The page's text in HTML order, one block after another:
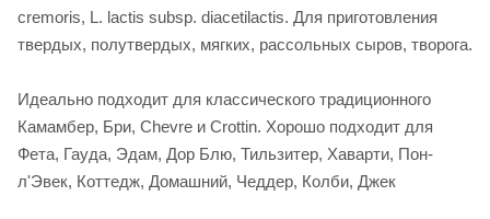
сremoris, L. lactis subsp. diacetilactis. Для приготовления
твердых, полутвердых, мягких, рассольных сыров, творога.
Идеально подходит для классического традиционного
Камамбер, Бри, Chevre и Crottin. Хорошо подходит для
Фета, Гауда, Эдам, Дор Блю, Тильзитер, Хаварти, Пон-
л'Эвек, Коттедж, Домашний, Чеддер, Колби, Джек